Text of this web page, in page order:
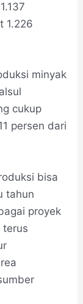
1.226
minyak
cukup
persen dari
bisa
tahun
proyek
terus